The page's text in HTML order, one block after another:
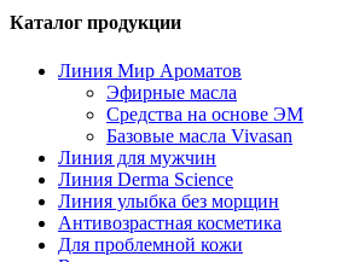
Каталог продукции
Линия Мир Ароматов
Эфирные масла
Средства на основе ЭМ
Базовые масла Vivasan
Линия для мужчин
Линия Derma Science
Линия улыбка без морщин
Антивозрастная косметика
Для проблемной кожи